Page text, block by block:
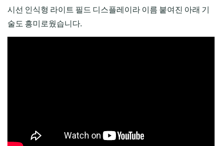
시선 인식형 라이트 필드 디스플레이라 이름 붙여진 아래 기
술도 흥미로웠습니다.